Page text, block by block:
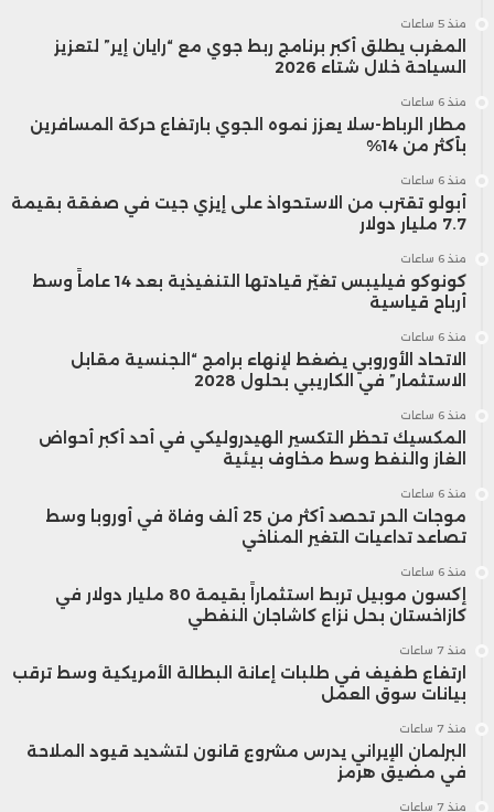
منذ 5 ساعات
المغرب يطلق أكبر برنامج ربط جوي مع “رايان إير” لتعزيز
السياحة خلال شتاء 2026
منذ 6 ساعات
مطار الرباط-سلا يعزز نموه الجوي بارتفاع حركة المسافرين
بأكثر من 14%
منذ 6 ساعات
أبولو تقترب من الاستحواذ على إيزي جيت في صفقة بقيمة
7.7 مليار دولار
منذ 6 ساعات
كونوكو فيليبس تغيّر قيادتها التنفيذية بعد 14 عاماً وسط
أرباح قياسية
منذ 6 ساعات
الاتحاد الأوروبي يضغط لإنهاء برامج “الجنسية مقابل
الاستثمار” في الكاريبي بحلول 2028
منذ 6 ساعات
المكسيك تحظر التكسير الهيدروليكي في أحد أكبر أحواض
الغاز والنفط وسط مخاوف بيئية
منذ 6 ساعات
موجات الحر تحصد أكثر من 25 ألف وفاة في أوروبا وسط
تصاعد تداعيات التغير المناخي
منذ 6 ساعات
إكسون موبيل تربط استثماراً بقيمة 80 مليار دولار في
كازاخستان بحل نزاع كاشاجان النفطي
منذ 7 ساعات
ارتفاع طفيف في طلبات إعانة البطالة الأمريكية وسط ترقب
بيانات سوق العمل
منذ 7 ساعات
البرلمان الإيراني يدرس مشروع قانون لتشديد قيود الملاحة
في مضيق هرمز
منذ 7 ساعات